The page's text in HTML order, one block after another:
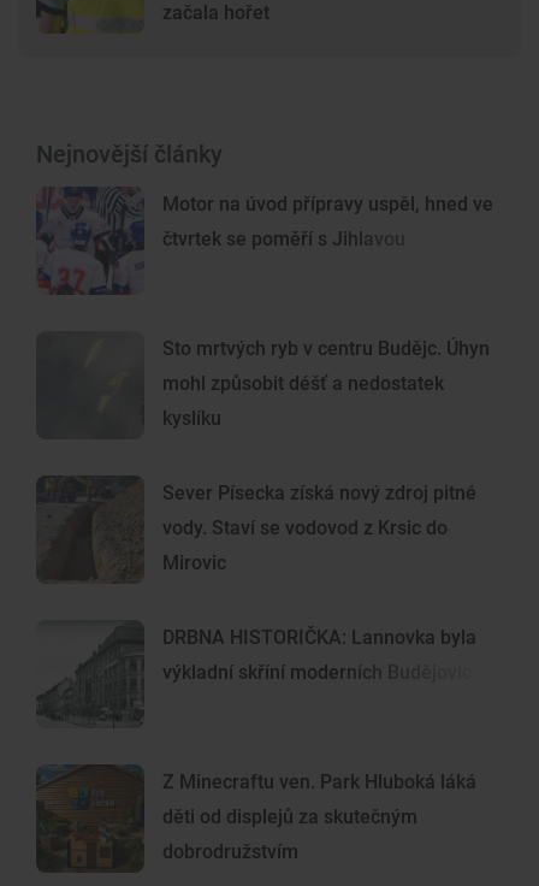
začala hořet
Nejnovější články
Motor na úvod přípravy uspěl, hned ve
čtvrtek se poměří s Jihlavou
Sto mrtvých ryb v centru Budějc. Úhyn
mohl způsobit déšť a nedostatek
kyslíku
Sever Písecka získá nový zdroj pitné
vody. Staví se vodovod z Krsic do
Mirovic
DRBNA HISTORIČKA: Lannovka byla
výkladní skříní moderních Budějovic
Z Minecraftu ven. Park Hluboká láká
děti od displejů za skutečným
dobrodružstvím